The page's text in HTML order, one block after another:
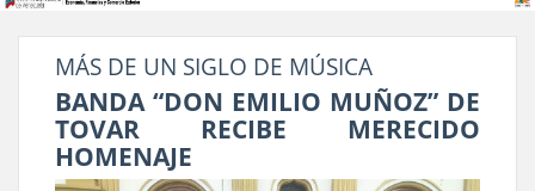
MÁS DE UN SIGLO DE MÚSICA
BANDA “DON EMILIO MUÑOZ” DE
TOVAR RECIBE MERECIDO
HOMENAJE